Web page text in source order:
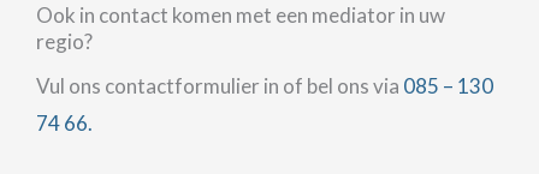
Ook in contact komen met een mediator in uw
regio?
Vul ons contactformulier in of bel ons via 085 – 130
74 66.